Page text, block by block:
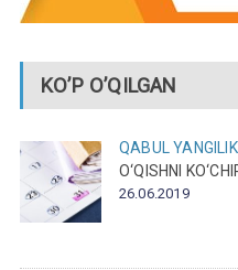
KO’P O’QILGAN
QABUL
O‘QISHNI
26.06.2019